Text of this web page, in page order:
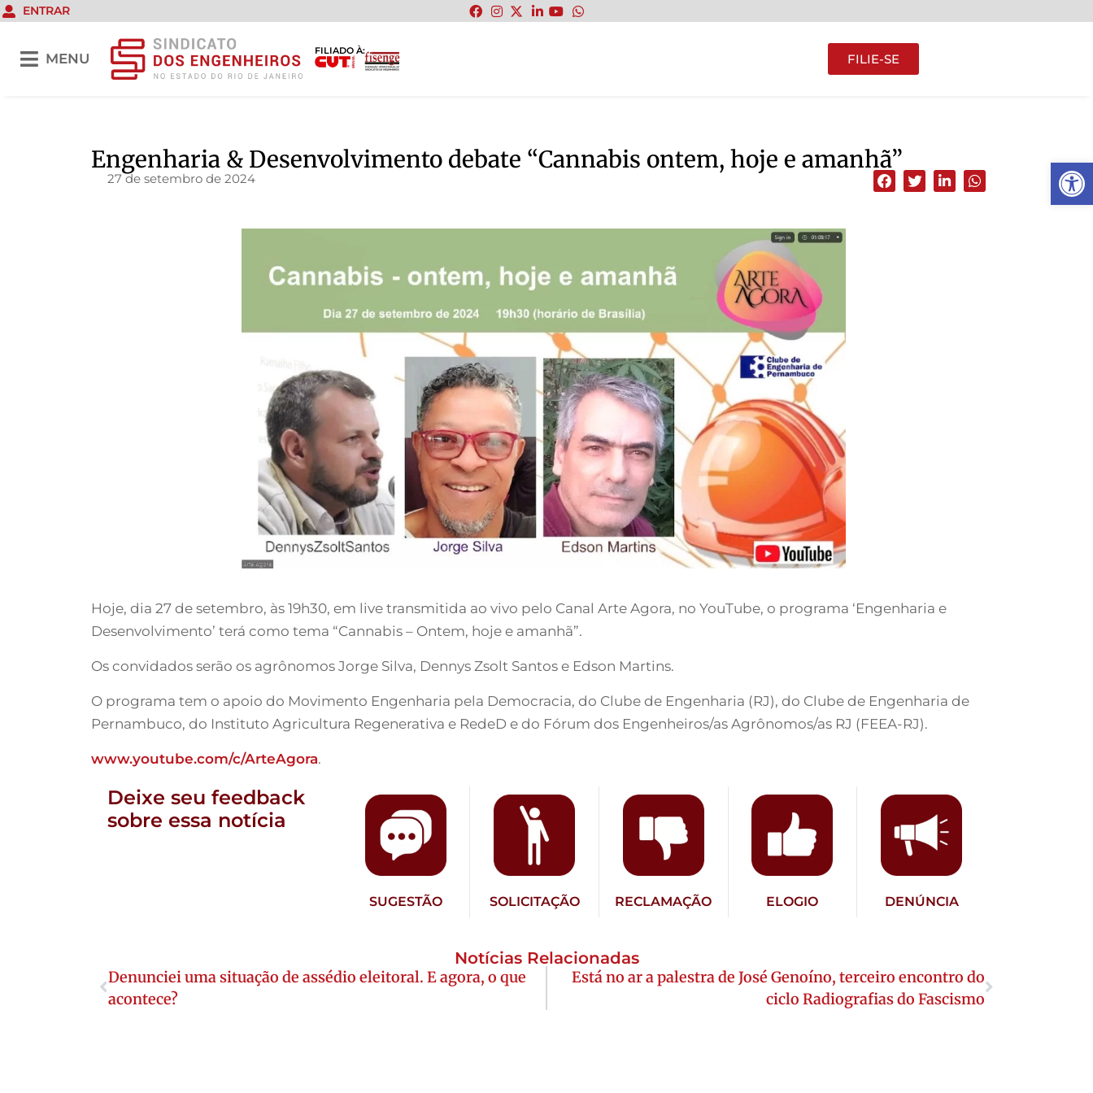
Abrir
ENTRAR
MENU
FILIADO À:
FILIE-SE
Engenharia & Desenvolvimento debate “Cannabis ontem, hoje e amanhã”
27 de setembro de 2024
Hoje, dia 27 de setembro, às 19h30, em live transmitida ao vivo pelo Canal Arte Agora, no YouTube, o programa ‘Engenharia e
Desenvolvimento’ terá como tema “Cannabis – Ontem, hoje e amanhã”.
Os convidados serão os agrônomos Jorge Silva, Dennys Zsolt Santos e Edson Martins.
O programa tem o apoio do Movimento Engenharia pela Democracia, do Clube de Engenharia (RJ), do Clube de Engenharia de
Pernambuco, do Instituto Agricultura Regenerativa e RedeD e do Fórum dos Engenheiros/as Agrônomos/as RJ (FEEA-RJ).
www.youtube.com/c/ArteAgora.
Deixe seu feedback
sobre essa notícia
SUGESTÃO SOLICITAÇÃO RECLAMAÇÃO ELOGIO DENÚNCIA
Notícias Relacionadas
Denunciei uma situação de assédio eleitoral. E agora, o que
acontece?
Está no ar a palestra de José Genoíno, terceiro encontro do
ciclo Radiografias do Fascismo